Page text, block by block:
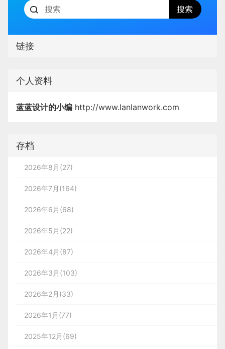
链接
个人资料
蓝蓝设计的小编 http://www.lanlanwork.com
存档
2026年8月(27)
2026年7月(164)
2026年6月(68)
2026年5月(22)
2026年4月(87)
2026年3月(103)
2026年2月(33)
2026年1月(77)
2025年12月(69)